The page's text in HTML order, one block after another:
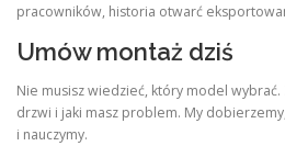
pracowników, historia otwarć
Umów montaż dziś
Nie musisz wiedzieć, który model
drzwi i jaki masz problem. My
i nauczymy.